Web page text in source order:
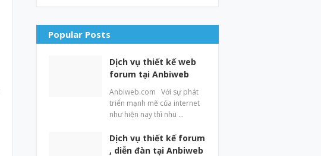
Popular Posts
Dịch vụ thiết kế web
forum tại Anbiweb
Anbiweb.com Với sự phát
triển mạnh mẽ của internet
như hiện nay thì nhu …
Dịch vụ thiết kế forum
, diễn đàn tại Anbiweb